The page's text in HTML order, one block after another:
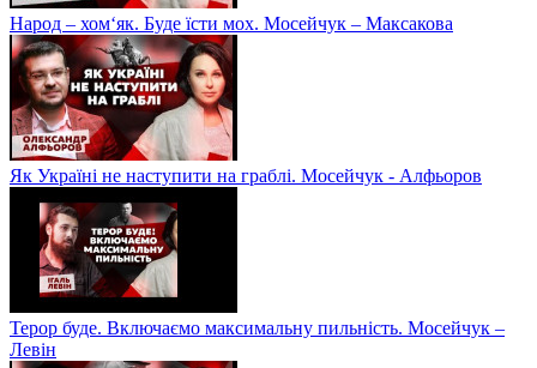
Народ – хом‘як. Буде їсти мох. Мосейчук – Максакова
Як Україні не наступити на граблі. Мосейчук - Алфьоров
Терор буде. Включаємо максимальну пильність. Мосейчук –
Левін